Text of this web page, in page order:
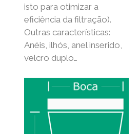
isto para otimizar a
eficiência da filtração).
Outras características:
Anéis, ilhós, anel inserido,
velcro duplo…